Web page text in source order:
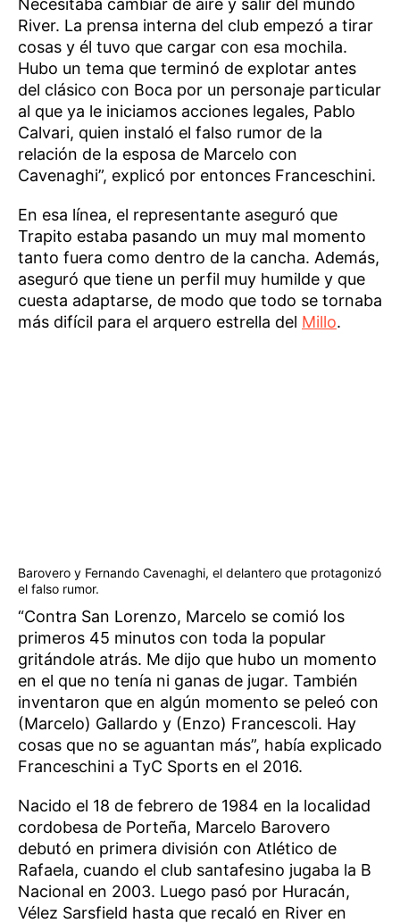
Necesitaba cambiar de aire y salir del mundo
River. La prensa interna del club empezó a tirar
cosas y él tuvo que cargar con esa mochila.
Hubo un tema que terminó de explotar antes
del clásico con Boca por un personaje particular
al que ya le iniciamos acciones legales, Pablo
Calvari, quien instaló el falso rumor de la
relación de la esposa de Marcelo con
Cavenaghi”, explicó por entonces Franceschini.
En esa línea, el representante aseguró que
Trapito estaba pasando un muy mal momento
tanto fuera como dentro de la cancha. Además,
aseguró que tiene un perfil muy humilde y que
cuesta adaptarse, de modo que todo se tornaba
más difícil para el arquero estrella del Millo.
Barovero y Fernando Cavenaghi, el delantero que protagonizó
el falso rumor.
“Contra San Lorenzo, Marcelo se comió los
primeros 45 minutos con toda la popular
gritándole atrás. Me dijo que hubo un momento
en el que no tenía ni ganas de jugar. También
inventaron que en algún momento se peleó con
(Marcelo) Gallardo y (Enzo) Francescoli. Hay
cosas que no se aguantan más”, había explicado
Franceschini a TyC Sports en el 2016.
Nacido el 18 de febrero de 1984 en la localidad
cordobesa de Porteña, Marcelo Barovero
debutó en primera división con Atlético de
Rafaela, cuando el club santafesino jugaba la B
Nacional en 2003. Luego pasó por Huracán,
Vélez Sarsfield hasta que recaló en River en